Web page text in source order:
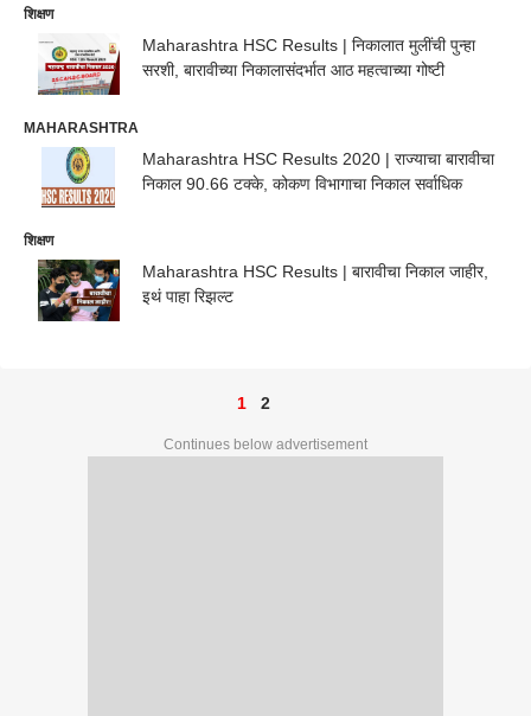
शिक्षण
Maharashtra HSC Results | निकालात मुलींची पुन्हा
सरशी, बारावीच्या निकालासंदर्भात आठ महत्वाच्या गोष्टी
MAHARASHTRA
Maharashtra HSC Results 2020 | राज्याचा बारावीचा
निकाल 90.66 टक्के, कोकण विभागाचा निकाल सर्वाधिक
शिक्षण
Maharashtra HSC Results | बारावीचा निकाल जाहीर,
इथं पाहा रिझल्ट
1 2
Continues below advertisement